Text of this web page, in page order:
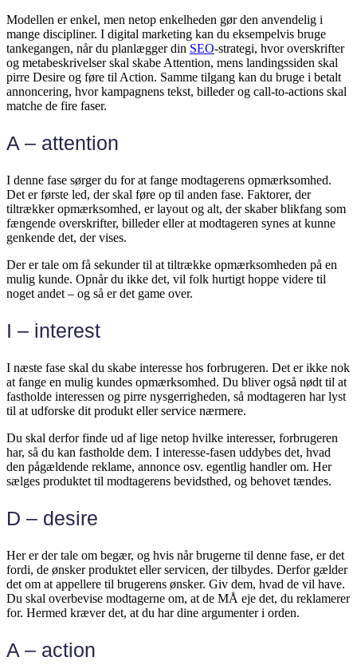
Modellen er enkel, men netop enkelheden gør den anvendelig i
mange discipliner. I digital marketing kan du eksempelvis bruge
tankegangen, når du planlægger din SEO-strategi, hvor overskrifter
og metabeskrivelser skal skabe Attention, mens landingssiden skal
pirre Desire og føre til Action. Samme tilgang kan du bruge i betalt
annoncering, hvor kampagnens tekst, billeder og call-to-actions skal
matche de fire faser.
A – attention
I denne fase sørger du for at fange modtagerens opmærksomhed.
Det er første led, der skal føre op til anden fase. Faktorer, der
tiltrækker opmærksomhed, er layout og alt, der skaber blikfang som
fængende overskrifter, billeder eller at modtageren synes at kunne
genkende det, der vises.
Der er tale om få sekunder til at tiltrække opmærksomheden på en
mulig kunde. Opnår du ikke det, vil folk hurtigt hoppe videre til
noget andet – og så er det game over.
I – interest
I næste fase skal du skabe interesse hos forbrugeren. Det er ikke nok
at fange en mulig kundes opmærksomhed. Du bliver også nødt til at
fastholde interessen og pirre nysgerrigheden, så modtageren har lyst
til at udforske dit produkt eller service nærmere.
Du skal derfor finde ud af lige netop hvilke interesser, forbrugeren
har, så du kan fastholde dem. I interesse-fasen uddybes det, hvad
den pågældende reklame, annonce osv. egentlig handler om. Her
sælges produktet til modtagerens bevidsthed, og behovet tændes.
D – desire
Her er der tale om begær, og hvis når brugerne til denne fase, er det
fordi, de ønsker produktet eller servicen, der tilbydes. Derfor gælder
det om at appellere til brugerens ønsker. Giv dem, hvad de vil have.
Du skal overbevise modtagerne om, at de MÅ eje det, du reklamerer
for. Hermed kræver det, at du har dine argumenter i orden.
A – action